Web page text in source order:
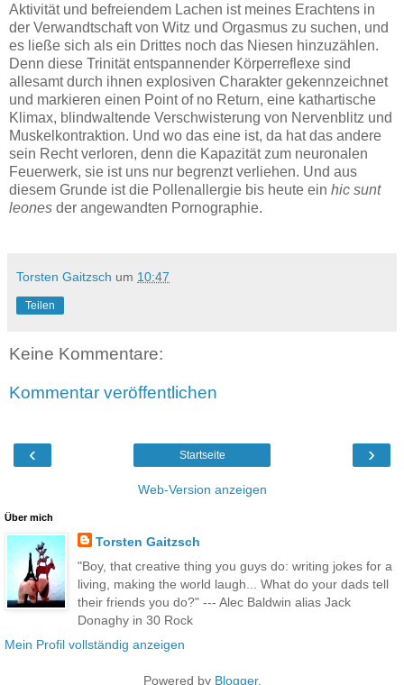
Aktivität und befreiendem Lachen ist meines Erachtens in
der Verwandtschaft von Witz und Orgasmus zu suchen, und
es ließe sich als ein Drittes noch das Niesen hinzuzählen.
Denn diese Trinität entspannender Körperreflexe sind
allesamt durch ihnen explosiven Charakter gekennzeichnet
und markieren einen Point of no Return, eine kathartische
Klimax, blindwaltende Verschwisterung von Nervenblitz und
Muskelkontraktion. Und wo das eine ist, da hat das andere
sein Recht verloren, denn die Kapazität zum neuronalen
Feuerwerk, sie ist uns nur begrenzt verliehen. Und aus
diesem Grunde ist die Pollenallergie bis heute ein hic sunt
leones der angewandten Pornographie.
Torsten Gaitzsch um 10:47
Teilen
Keine Kommentare:
Kommentar veröffentlichen
‹ ›
Startseite
Web-Version anzeigen
Über mich
Torsten Gaitzsch
"Boy, that creative thing you guys do: writing jokes for a
living, making the world laugh... What do your dads tell
their friends you do?" --- Alec Baldwin alias Jack
Donaghy in 30 Rock
Mein Profil vollständig anzeigen
Powered by Blogger.